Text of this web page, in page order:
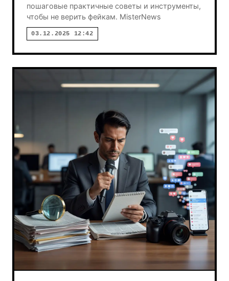
пошаговые практичные советы и инструменты,
чтобы не верить фейкам. MisterNews
03.12.2025 12:42